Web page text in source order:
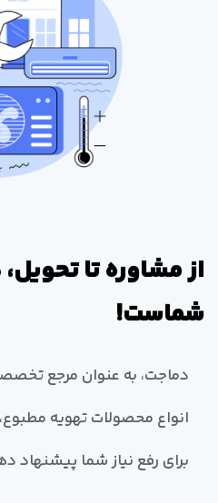
از مشاوره تا
شماست!
دماجت، به عنوان مرجع
انواع محصولات تهویه
برای رفع نیاز شما پیشنهاد